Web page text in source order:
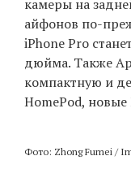
камеры на
айфонов по-
iPhone Pro
дюйма. Также
компактную и
HomePod, новые
Фото: Zhong Fumei /